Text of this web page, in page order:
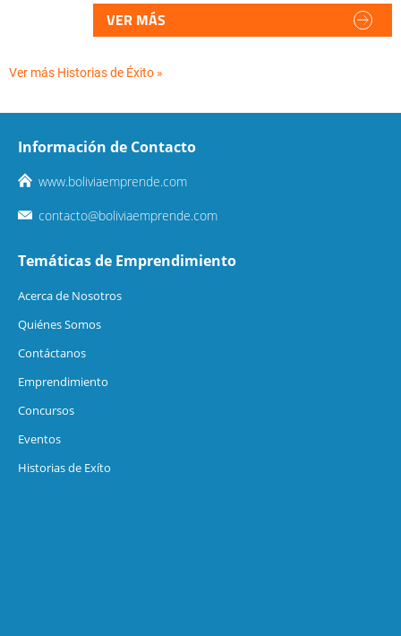
VER MÁS
Ver más Historias de Éxito »
Información de Contacto
www.boliviaemprende.com
contacto@boliviaemprende.com
Temáticas de Emprendimiento
Acerca de Nosotros
Quiénes Somos
Contáctanos
Emprendimiento
Concursos
Eventos
Historias de Exíto